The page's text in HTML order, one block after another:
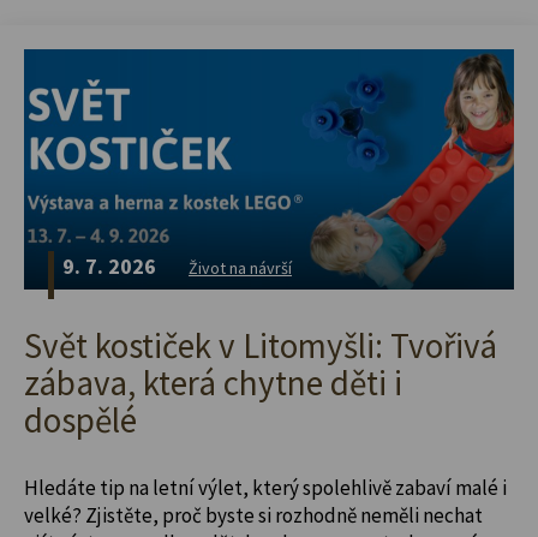
9. 7. 2026 Život na návrší
Svět kostiček v Litomyšli: Tvořivá
zábava, která chytne děti i
dospělé
Hledáte tip na letní výlet, který spolehlivě zabaví malé i
velké? Zjistěte, proč byste si rozhodně neměli nechat